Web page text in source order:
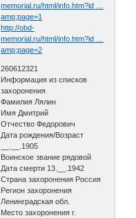
memorial.ru/html/info.htm?id …
amp;page=1
http://obd-
memorial.ru/html/info.htm?id …
amp;page=2
260612321
Информация из списков
захоронения
Фамилия Лялин
Имя Дмитрий
Отчество Федорович
Дата рождения/Возраст
__.__.1905
Воинское звание рядовой
Дата смерти 13.__.1942
Страна захоронения Россия
Регион захоронения
Ленинградская обл.
Место захоронения г.